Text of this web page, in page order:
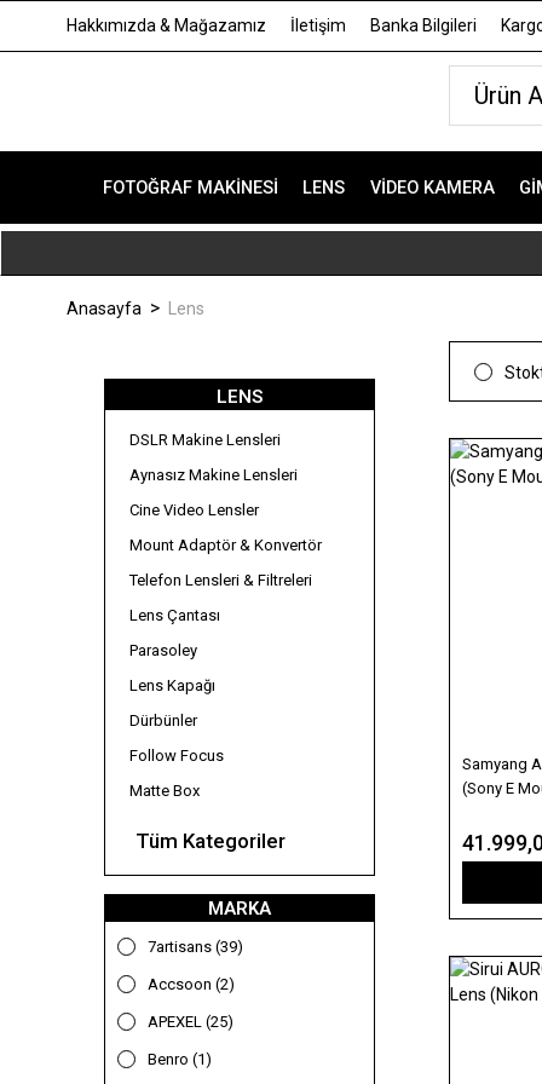
Hakkımızda & Mağazamız İletişim Banka Bilgileri
FOTOĞRAF MAKINESI LENS VIDEO KAMERA
Anasayfa Lens
LENS
DSLR Makine Lensleri
Aynasız Makine Lensleri
Cine Video Lensler
Mount Adaptör & Konvertör
Telefon Lensleri & Filtreleri
Lens Çantası
Parasoley
Lens Kapağı
Dürbünler
Follow Focus
Matte Box
Tüm Kategoriler
MARKA
7artisans (39)
Accsoon (2)
APEXEL (25)
Benro (1)
Samyang
(Sony E